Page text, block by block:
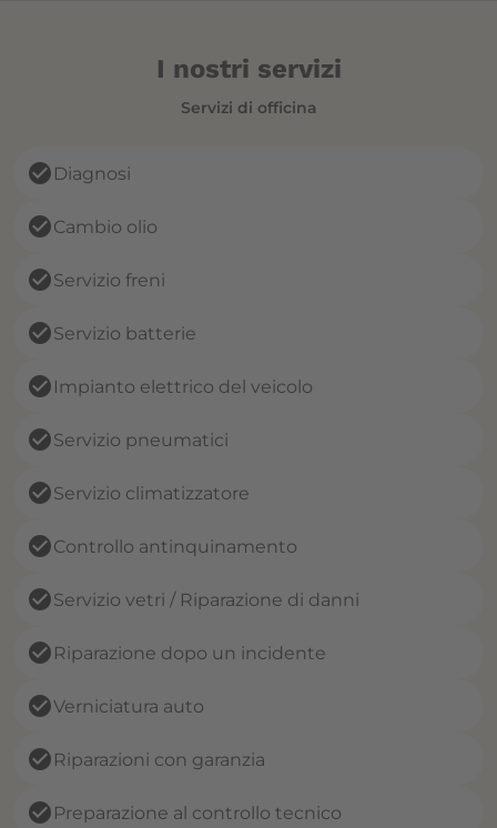
I nostri servizi
Servizi di officina
check_circle Diagnosi
check_circleCambio olio
check_circleServizio freni
check_circleServizio batterie
check_circle Impianto elettrico del veicolo
check_circleServizio pneumatici
check_circleServizio climatizzatore
check_circleControllo antinquinamento
check_circleServizio vetri / Riparazione di danni
check_circle Riparazione dopo un incidente
check_circleVerniciatura auto
check_circle Riparazioni con garanzia
check_circle Preparazione al controllo tecnico